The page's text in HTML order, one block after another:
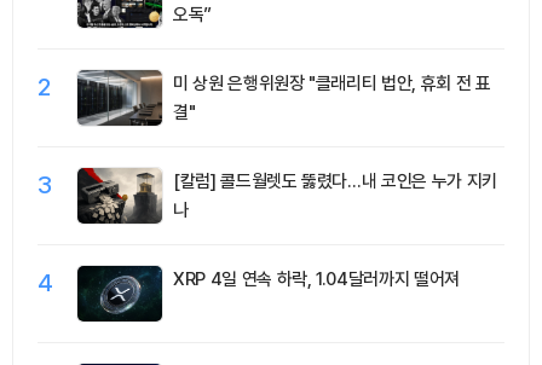
오독”
2
미 상원 은행위원장 "클래리티 법안, 휴회 전 표
결"
3
[칼럼] 콜드월렛도 뚫렸다…내 코인은 누가 지키
나
4 XRP 4일 연속 하락, 1.04달러까지 떨어져